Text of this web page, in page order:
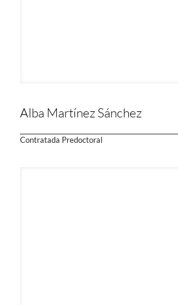
Alba Martínez Sánchez
Contratada Predoctoral